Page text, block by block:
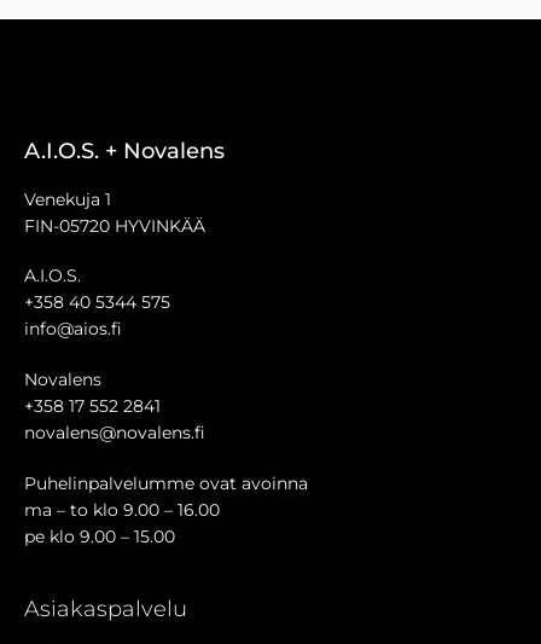
A.I.O.S. + Novalens
Venekuja 1
FIN-05720 HYVINKÄÄ
A.I.O.S.
+358 40 5344 575
info@aios.fi
Novalens
+358 17 552 2841
novalens@novalens.fi
Puhelinpalvelumme ovat avoinna
ma – to klo 9.00 – 16.00
pe klo 9.00 – 15.00
Asiakaspalvelu